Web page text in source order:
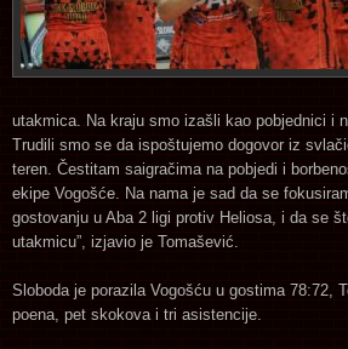
utakmica. Na kraju smo izašli kao pobjednici i
Trudili smo se da ispoštujemo dogovor iz
teren. Čestitam saigračima na pobjedi i
ekipe Vogošće. Na nama je sad da se
gostovanju u Aba 2 ligi protiv Heliosa, i da se
utakmicu”, izjavio je Tomašević.
Sloboda je porazila Vogošću u gostima 78:72,
poena, pet skokova i tri asistencije.